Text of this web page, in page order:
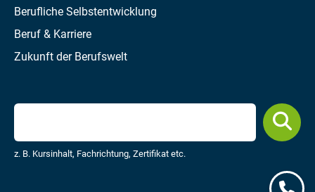
Berufliche Selbstentwicklung
Beruf & Karriere
Zukunft der Berufswelt
z. B. Kursinhalt, Fachrichtung, Zertifikat etc.